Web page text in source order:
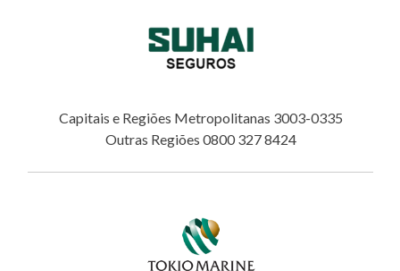
Capitais e Regiões Metropolitanas 3003-0335
Outras Regiões 0800 327 8424